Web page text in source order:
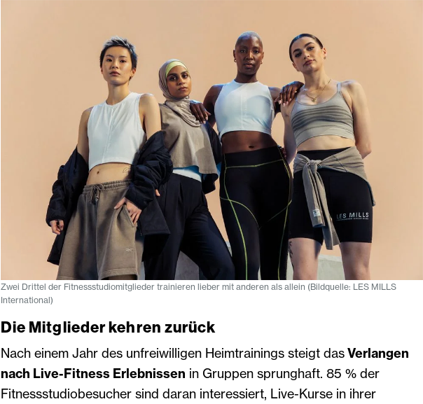
Zwei Drittel der Fitnessstudiomitglieder trainieren lieber mit anderen als allein (Bildquelle: LES MILLS
International)
Die Mitglieder kehren zurück
Nach einem Jahr des unfreiwilligen Heimtrainings steigt dasVerlangen
nach Live-Fitness­ Erlebnissen in Gruppen sprunghaft. 85 % der
Fitnessstudiobesucher sind daran interessiert, Live-Kurse in ihrer